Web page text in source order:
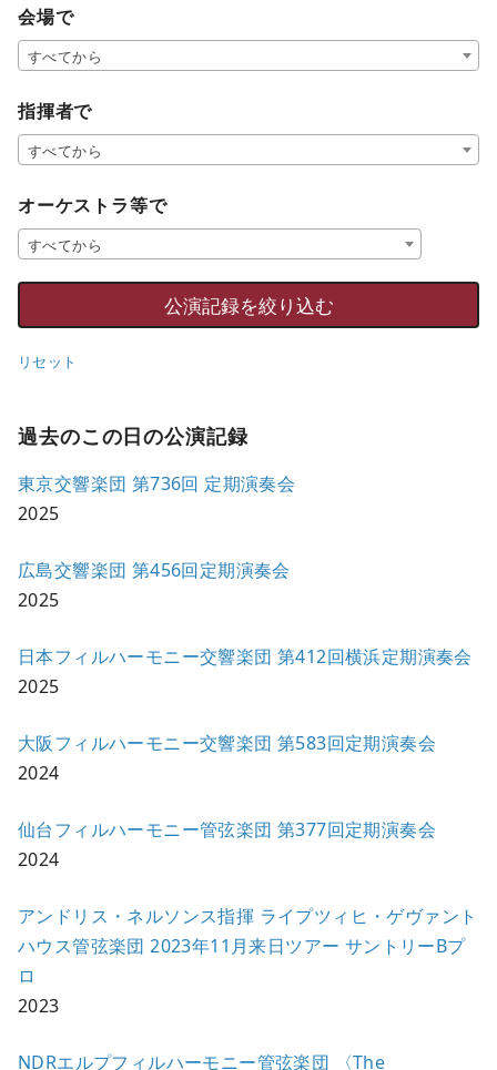
会場で
すべてから
指揮者で
すべてから
オーケストラ等で
すべてから
リセット
過去のこの日の公演記録
東京交響楽団 第736回 定期演奏会
2025
広島交響楽団 第456回定期演奏会
2025
日本フィルハーモニー交響楽団 第412回横浜定期演奏会
2025
大阪フィルハーモニー交響楽団 第583回定期演奏会
2024
仙台フィルハーモニー管弦楽団 第377回定期演奏会
2024
アンドリス・ネルソンス指揮 ライプツィヒ・ゲヴァント
ハウス管弦楽団 2023年11月来日ツアー サントリーBプ
ロ
2023
NDRエルプフィルハーモニー管弦楽団 〈The